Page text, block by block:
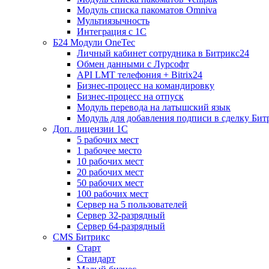
Модуль списка пакоматов Omniva
Мультиязычность
Интеграция с 1С
Б24 Модули OneTec
Личный кабинет сотрудника в Битрикс24
Обмен данными с Лурсофт
API LMT телефония + Bitrix24
Бизнес-процесс на командировку
Бизнес-процесс на отпуск
Модуль перевода на латышский язык
Модуль для добавления подписи в сделку
Доп. лицензии 1С
5 рабочих мест
1 рабочее место
10 рабочих мест
20 рабочих мест
50 рабочих мест
100 рабочих мест
Сервер на 5 пользователей
Сервер 32-разрядный
Сервер 64-разрядный
CMS Битрикс
Старт
Стандарт